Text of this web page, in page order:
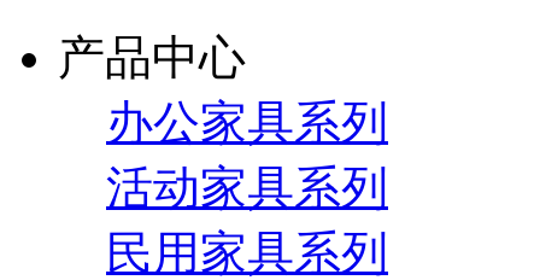
产品中心
办公家具系列
活动家具系列
民用家具系列